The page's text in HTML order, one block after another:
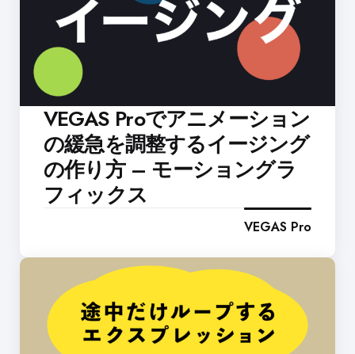
VEGAS Proでアニメーション
の緩急を調整するイージング
の作り方 – モーショングラ
フィックス
VEGAS Pro